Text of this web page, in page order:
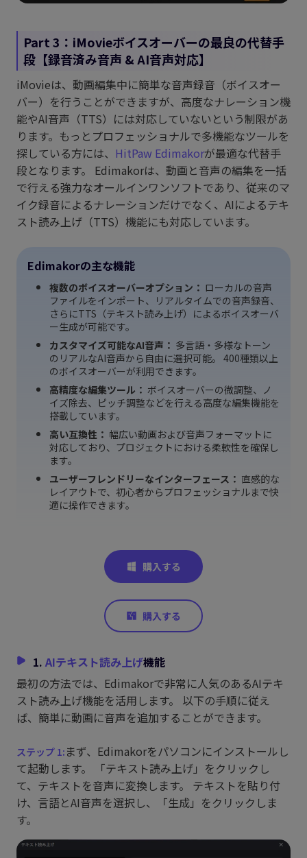
Part 3：iMovieボイスオーバーの最良の代替手
段【録音済み音声 & AI音声対応】
iMovieは、動画編集中に簡単な音声録音（ボイスオー
バー）を行うことができますが、高度なナレーション機
能やAI音声（TTS）には対応していないという制限があ
ります。もっとプロフェッショナルで多機能なツールを
探している方には、 HitPaw Edimakorが最適な代替手
段となります。 Edimakorは、動画と音声の編集を一括
で行える強力なオールインワンソフトであり、従来のマ
イク録音によるナレーションだけでなく、AIによるテキ
スト読み上げ（TTS）機能にも対応しています。
Edimakorの主な機能
複数のボイスオーバーオプション： ローカルの音声
ファイルをインポート、リアルタイムでの音声録音、
さらにTTS（テキスト読み上げ）によるボイスオーバ
ー生成が可能です。
カスタマイズ可能なAI音声： 多言語・多様なトーン
のリアルなAI音声から自由に選択可能。 400種類以上
のボイスオーバーが利用できます。
高精度な編集ツール： ボイスオーバーの微調整、ノ
イズ除去、ピッチ調整などを行える高度な編集機能を
搭載しています。
高い互換性： 幅広い動画および音声フォーマットに
対応しており、プロジェクトにおける柔軟性を確保し
ます。
ユーザーフレンドリーなインターフェース： 直感的な
レイアウトで、初心者からプロフェッショナルまで快
適に操作できます。
1. AIテキスト読み上げ機能
最初の方法では、Edimakorで非常に人気のあるAIテキ
スト読み上げ機能を活用します。 以下の手順に従え
ば、簡単に動画に音声を追加することができます。
まず、Edimakorをパソコンにインストールし
て起動します。 「テキスト読み上げ」をクリックし
て、テキストを音声に変換します。 テキストを貼り付
け、言語とAI音声を選択し、「生成」をクリックしま
す。